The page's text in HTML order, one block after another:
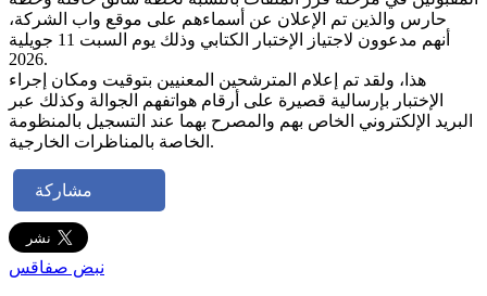
حارس والذين تم الإعلان عن أسماءهم على موقع واب الشركة،
أنهم مدعوون لاجتياز الإختبار الكتابي وذلك يوم السبت 11 جويلية
2026.
هذا، ولقد تم إعلام المترشحين المعنيين بتوقيت ومكان إجراء
الإختبار بإرسالية قصيرة على أرقام هواتفهم الجوالة وكذلك عبر
البريد الإلكتروني الخاص بهم والمصرح بهما عند التسجيل بالمنظومة
الخاصة بالمناظرات الخارجية.
مشاركة
نبض صفاقس